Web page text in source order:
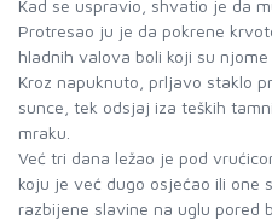
Kad se uspravio, shvatio je da
Protresao ju je da pokrene
hladnih valova boli koji su njome
Kroz napuknuto, prljavo staklo
sunce, tek odsjaj iza teških
mraku.
Već tri dana ležao je pod
koju je već dugo osjećao ili one
razbijene slavine na uglu pored